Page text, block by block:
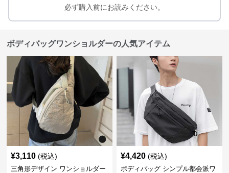
必ず購入前にお読みください。
ボディバッグワンショルダーの人気アイテム
¥3,110 (税込)
三角形デザイン ワンショルダー
¥4,420 (税込)
ボディバッグ シンプル都会派ワ